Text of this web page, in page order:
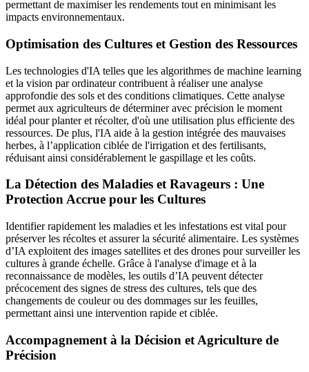
permettant de maximiser les rendements tout en minimisant les
impacts environnementaux.
Optimisation des Cultures et Gestion des Ressources
Les technologies d'IA telles que les algorithmes de machine learning
et la vision par ordinateur contribuent à réaliser une analyse
approfondie des sols et des conditions climatiques. Cette analyse
permet aux agriculteurs de déterminer avec précision le moment
idéal pour planter et récolter, d'où une utilisation plus efficiente des
ressources. De plus, l'IA aide à la gestion intégrée des mauvaises
herbes, à l’application ciblée de l'irrigation et des fertilisants,
réduisant ainsi considérablement le gaspillage et les coûts.
La Détection des Maladies et Ravageurs : Une
Protection Accrue pour les Cultures
Identifier rapidement les maladies et les infestations est vital pour
préserver les récoltes et assurer la sécurité alimentaire. Les systèmes
d’IA exploitent des images satellites et des drones pour surveiller les
cultures à grande échelle. Grâce à l'analyse d'image et à la
reconnaissance de modèles, les outils d’IA peuvent détecter
précocement des signes de stress des cultures, tels que des
changements de couleur ou des dommages sur les feuilles,
permettant ainsi une intervention rapide et ciblée.
Accompagnement à la Décision et Agriculture de
Précision